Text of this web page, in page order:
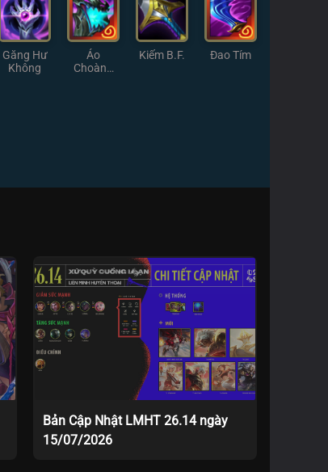
Găng Hư
Không
Áo
Choàng
Kiếm B.F. Đao Tím
Bản Cập Nhật LMHT 26.14 ngày
15/07/2026